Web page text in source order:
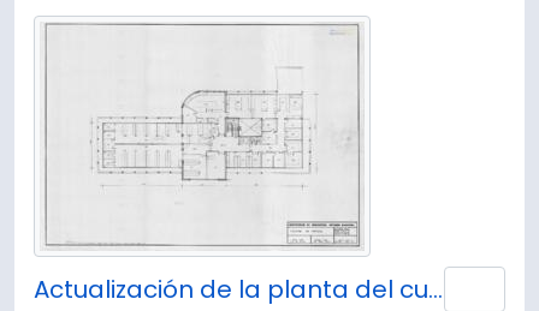
Actualización de la planta del cuarto piso de la Facultad de Farmacia. Plano 4 de 4.